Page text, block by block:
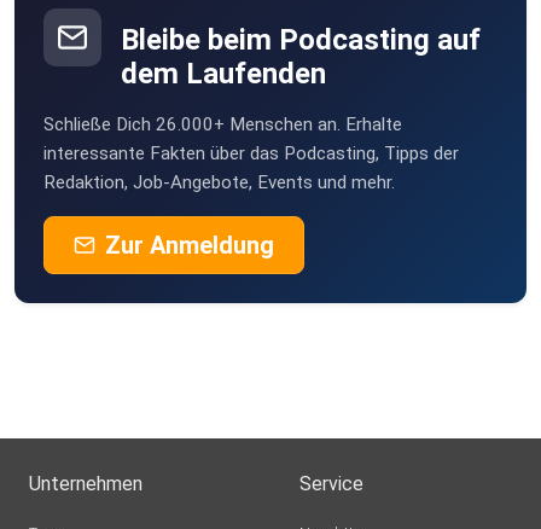
Bleibe beim Podcasting auf
dem Laufenden
Schließe Dich 26.000+ Menschen an. Erhalte
interessante Fakten über das Podcasting, Tipps der
Redaktion, Job-Angebote, Events und mehr.
Zur Anmeldung
Unternehmen Service